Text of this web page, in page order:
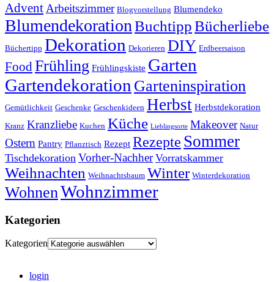
Advent Arbeitszimmer Blogvorstellung Blumendeko
Blumendekoration BuchtippBücherliebe
Büchertipp Dekoration Dekorieren DIY Erdbeersaison
FoodFrühling Frühlingskiste Garten
Gartendekoration Garteninspiration
Gemütlichkeit Geschenke Geschenkideen Herbst Herbstdekoration
Kranz Kranzliebe Kuchen Küche Lieblingsorte Makeover Natur
Ostern Pantry Pflanztisch Rezept Rezepte Sommer
Tischdekoration Vorher-Nachher Vorratskammer
Weihnachten Weihnachtsbaum Winter Winterdekoration
WohnenWohnzimmer
Kategorien
Kategorien
login